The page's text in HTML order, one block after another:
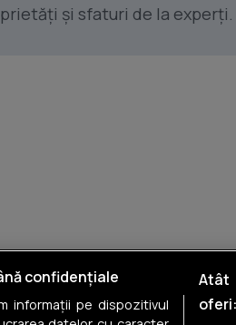
și sfaturi de la experți.
confidențiale
informații pe dispozitivul
Atât
oferi: